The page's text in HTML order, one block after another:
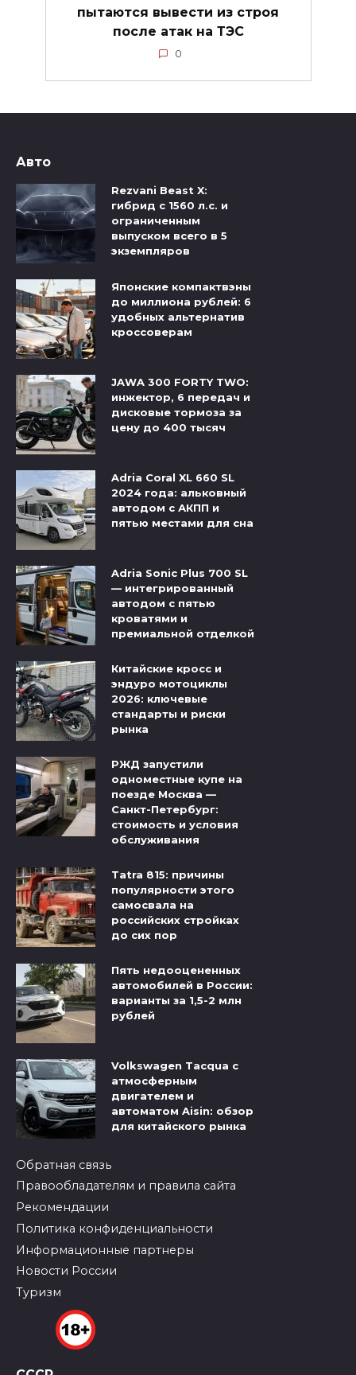
пытаются вывести из строя
после атак на ТЭС
0
Авто
Rezvani Beast X:
гибрид с 1560 л.с. и
ограниченным
выпуском всего в 5
экземпляров
Японские компактвэны
до миллиона рублей: 6
удобных альтернатив
кроссоверам
JAWA 300 FORTY TWO:
инжектор, 6 передач и
дисковые тормоза за
цену до 400 тысяч
Adria Coral XL 660 SL
2024 года: альковный
автодом с АКПП и
пятью местами для сна
Adria Sonic Plus 700 SL
— интегрированный
автодом с пятью
кроватями и
премиальной отделкой
Китайские кросс и
эндуро мотоциклы
2026: ключевые
стандарты и риски
рынка
РЖД запустили
одноместные купе на
поезде Москва —
Санкт-Петербург:
стоимость и условия
обслуживания
Tatra 815: причины
популярности этого
самосвала на
российских стройках
до сих пор
Пять недооцененных
автомобилей в России:
варианты за 1,5-2 млн
рублей
Volkswagen Tacqua с
атмосферным
двигателем и
автоматом Aisin: обзор
для китайского рынка
Обратная связь
Правообладателям и правила сайта
Рекомендации
Политика конфиденциальности
Информационные партнеры
Новости России
Туризм